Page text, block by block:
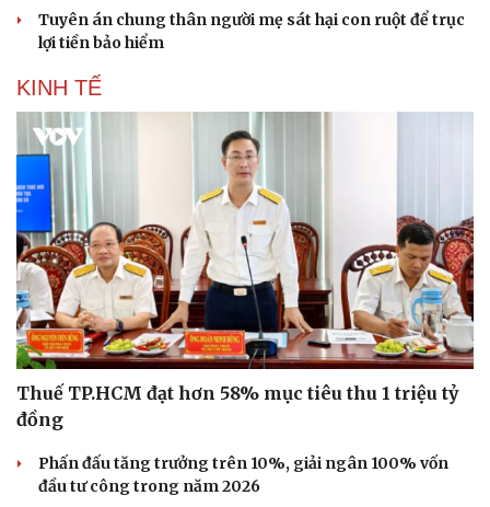
Tuyên án chung thân người mẹ sát hại con ruột để trục
lợi tiền bảo hiểm
KINH TẾ
Thuế TP.HCM đạt hơn 58% mục tiêu thu 1 triệu tỷ
đồng
Phấn đấu tăng trưởng trên 10%, giải ngân 100% vốn
đầu tư công trong năm 2026